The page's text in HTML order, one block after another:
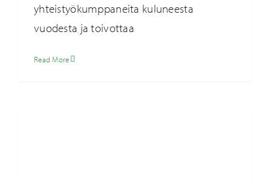
yhteistyökumppaneita kuluneesta
vuodesta ja toivottaa
Read More
Artukaisten höyrykeskukseen investoitava
savukaasupesuri parantaa laitoksen